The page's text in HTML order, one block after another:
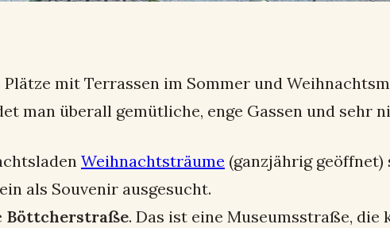
mit Terrassen im Sommer und
man überall gemütliche, enge Gassen und sehr
Weihnachtsträume (ganzjährig geöffnet)
als Souvenir ausgesucht.
Böttcherstraße. Das ist eine Museumsstraße,